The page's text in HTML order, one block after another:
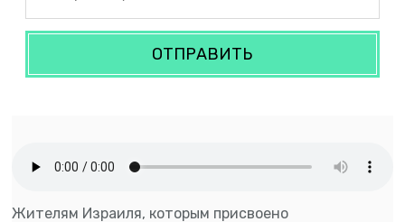
ОТПРАВИТЬ
Жителям Израиля, которым присвоено